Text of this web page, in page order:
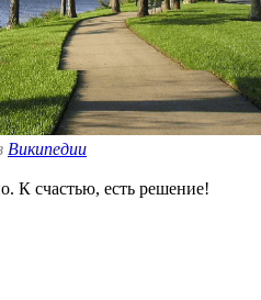
Википедии
К счастью, есть решение!